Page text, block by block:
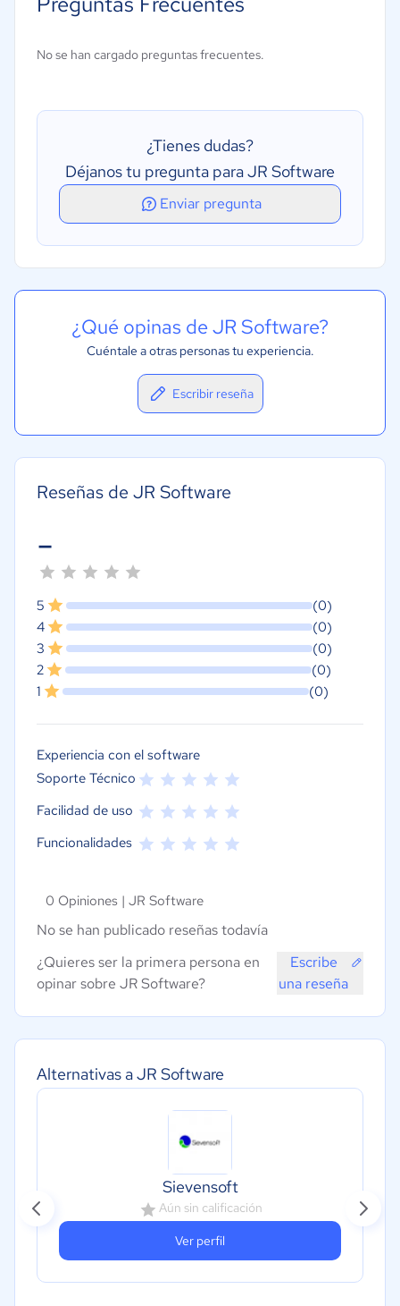
Alternativas a JR Software
Sievensoft
Aún sin calificación
Ver perfil
Creación de informes/análisis
Plantillas de aplicaciones prediseñadas
Sin código
No se han cargado preguntas frecuentes.
¿Tienes dudas?
Déjanos tu pregunta para JR Software
Enviar pregunta
¿Qué opinas de JR Software?
Cuéntale a otras personas tu experiencia.
Escribir reseña
Reseñas de JR Software
-
5
(0)
4
(0)
3
(0)
2
(0)
1
(0)
Experiencia con el software
Soporte Técnico
Facilidad de uso
Funcionalidades
0 Opiniones | JR Software
No se han publicado reseñas todavía
¿Quieres ser la primera persona en
opinar sobre JR Software?
Escribe
una reseña